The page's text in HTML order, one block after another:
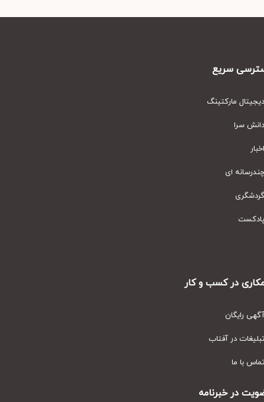
سریع
مارکتینگ
سرا
ای
در کسب و کار
رایگان
در آفتاب
با ما
در خبرنامه